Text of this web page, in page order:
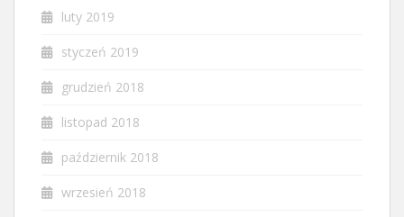
luty 2019
styczeń 2019
grudzień 2018
listopad 2018
październik 2018
wrzesień 2018